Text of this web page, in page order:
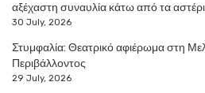
αξέχαστη συναυλία κάτω από τα
30 July, 2026
Στυμφαλία: Θεατρικό αφιέρωμα στη
Περιβάλλοντος
29 July, 2026